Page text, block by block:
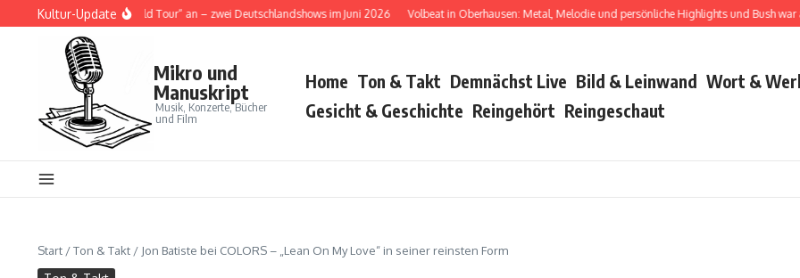
Zum Inhalt springen
Kultur-Update
„Tour Ma Vie World Tour“ an – zwei Deutschlandshows im Juni 2026 Volbeat in Oberhausen: Metal, Melodie und persönliche Highlights und Bush war auch
Mikro und
Manuskript
Musik, Konzerte, Bücher
und Film
Home Ton & Takt Demnächst Live Bild & Leinwand Wort &
Gesicht & Geschichte Reingehört Reingeschaut
Start /Ton & Takt / Jon Batiste bei COLORS – „Lean On My Love“ in seiner reinsten Form